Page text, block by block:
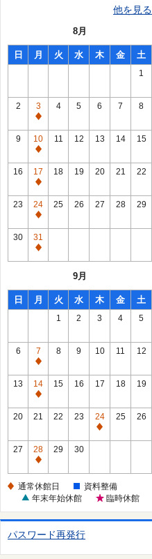
他を見る
8月
日 月 火 水 木 金 土
1
2
3
通
常
休
館
日
4 5 6 7 8
9
10
通
常
休
館
日
11 12 13 14 15
16
17
通
常
休
館
日
18 19 20 21 22
23
24
通
常
休
館
25 26 27 28 29
30
31
通
館
日
9月
日 月 火 水 木 金 土
1 2 3 4 5
6
7
通
常
休
館
8 9 10 11 12
13
14
通
常
館
日
15 16 17 18 19
20 21 22 23
24
通
館
日
25 26
27
28
通
休
日
29 30
通常休館日
資料整備
年末年始休館
臨時休館
パスワード再発行